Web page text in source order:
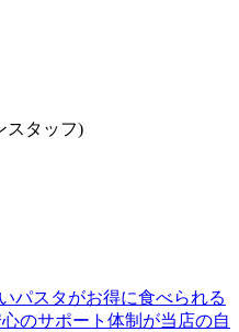
スタッフ)
パスタがお得に食べられる
のサポート体制が当店の自